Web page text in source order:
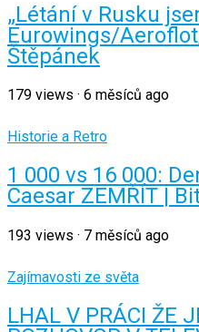
„Létání v Rusku
Eurowings/
Štěpánek
179 views · 6 měsíců ago
Historie a Retro
1 000 vs 16 000:
Caesar ZEMŘÍT |
193 views · 7 měsíců ago
Zajímavosti ze světa
LHAL V PRÁCI ŽE